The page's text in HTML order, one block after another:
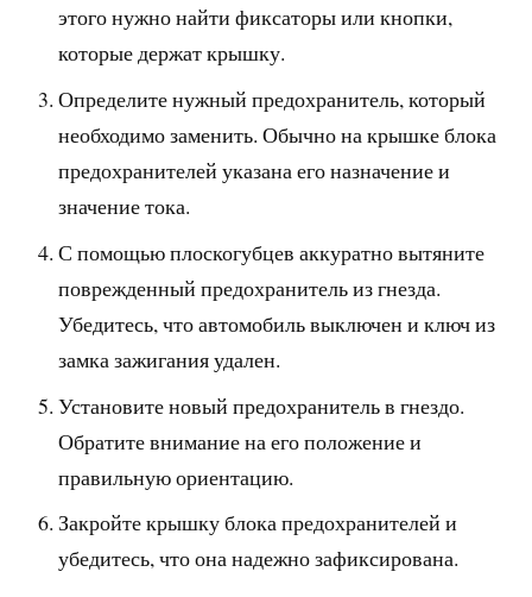
этого нужно найти фиксаторы или кнопки,
которые держат крышку.
Определите нужный предохранитель, который
необходимо заменить. Обычно на крышке блока
предохранителей указана его назначение и
значение тока.
С помощью плоскогубцев аккуратно вытяните
поврежденный предохранитель из гнезда.
Убедитесь, что автомобиль выключен и ключ из
замка зажигания удален.
Установите новый предохранитель в гнездо.
Обратите внимание на его положение и
правильную ориентацию.
Закройте крышку блока предохранителей и
убедитесь, что она надежно зафиксирована.